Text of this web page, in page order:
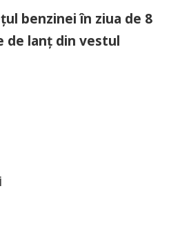
benzinei în ziua de 8
de lanț din vestul